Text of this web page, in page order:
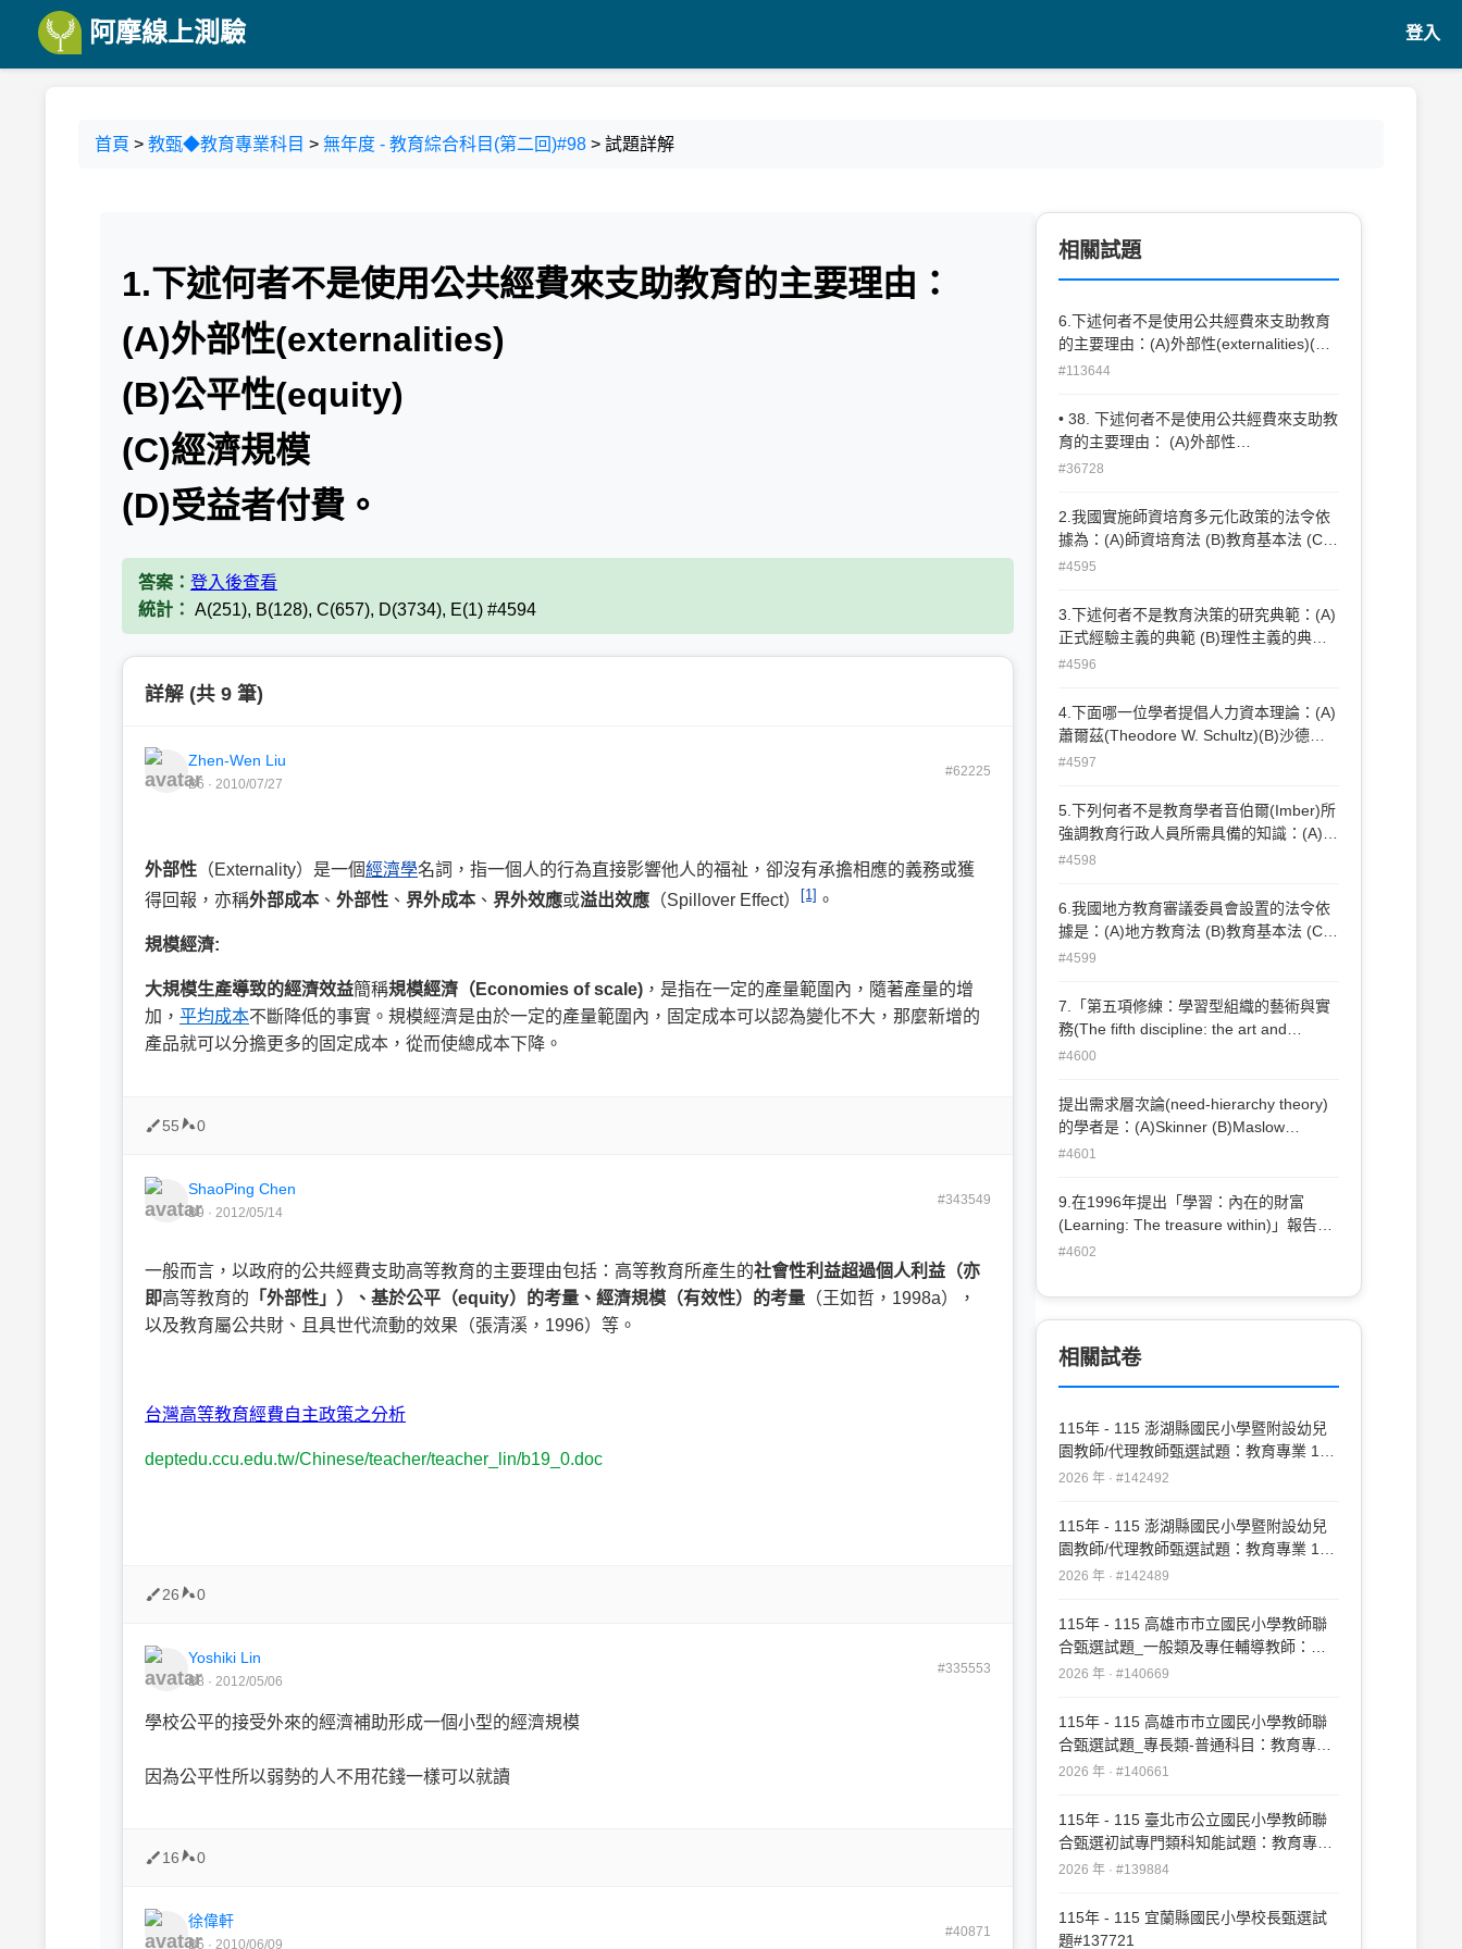
阿摩線上測驗 登入
首頁 > 教甄◆教育專業科目 > 無年度 - 教育綜合科目(第二回)#98 > 試題詳解
1.下述何者不是使用公共經費來支助教育的主要理由：
(A)外部性(externalities)
(B)公平性(equity)
(C)經濟規模
(D)受益者付費。
答案： 登入後查看
統計： A(251), B(128), C(657), D(3734), E(1) #4594
詳解 (共 9 筆)
Zhen-Wen Liu
B6 · 2010/07/27
#62225
外部性 （Externality）是一個經濟學名詞，指一個人的行為直接影響他人的福祉，卻沒有承擔相應的義務或獲
得回報，亦稱外部成本 、 外部性 、 界外成本 、 界外效應或溢出效應 （Spillover Effect） [1] 。
規模經濟:
大規模生產導致的經濟效益簡稱規模經濟（Economies of scale) ，是指在一定的產量範圍內，隨著產量的增
加， 平均成本不斷降低的事實。規模經濟是由於一定的產量範圍內，固定成本可以認為變化不大，那麼新增的
產品就可以分擔更多的固定成本，從而使總成本下降。
55 0
ShaoPing Chen
B9 · 2012/05/14
#343549
一般而言，以政府的公共經費支助高等教育的主要理由包括：高等教育所產生的社會性利益超過個人利益（亦
即高等教育的 「外部性」）、基於公平（equity）的考量、經濟規模（有效性）的考量 （王如哲，1998a），
以及教育屬公共財、且具世代流動的效果（張清溪，1996）等。
台灣高等教育經費自主政策之分析
deptedu.ccu.edu.tw/Chinese/teacher/teacher_lin/b19_0.doc
26 0
Yoshiki Lin
B8 · 2012/05/06
#335553
學校公平的接受外來的經濟補助形成一個小型的經濟規模
因為公平性所以弱勢的人不用花錢一樣可以就讀
16 0
徐偉軒
B5 · 2010/06/09
#40871
相關試題
6.下述何者不是使用公共經費來支助教育
的主要理由：(A)外部性(externalities)(B)
公平性(equity)(C)經濟規模(D)受益者付
#113644
• 38. 下述何者不是使用公共經費來支助教
育的主要理由： (A)外部性
（externalities） (B)公平性（equity）
#36728
2.我國實施師資培育多元化政策的法令依
據為：(A)師資培育法 (B)教育基本法 (C)
教師法 (D)師範教育法。
#4595
3.下述何者不是教育決策的研究典範：(A)
正式經驗主義的典範 (B)理性主義的典範
(C)自然主義的典範 (D)後現代主義的典範
#4596
4.下面哪一位學者提倡人力資本理論：(A)
蕭爾茲(Theodore W. Schultz)(B)沙德勒
(Michael Sadler)(C)朱利安(Marc-Antoine
#4597
5.下列何者不是教育學者音伯爾(Imber)所
強調教育行政人員所需具備的知識：(A)理
論性知識 (B)技術性知識 (C)生涯性知識
#4598
6.我國地方教育審議委員會設置的法令依
據是：(A)地方教育法 (B)教育基本法 (C)
高級中學法 (D)國民教育法。
#4599
7.「第五項修練：學習型組織的藝術與實
務(The fifth discipline: the art and
practice of the learning organization)」
Peter M. Senge (C) Lester C. Thurow
(D) H. Simon。
#4600
提出需求層次論(need-hierarchy theory)
的學者是：(A)Skinner (B)Maslow
(C)Pavlov (D)Bandura。
#4601
9.在1996年提出「學習：內在的財富
(Learning: The treasure within)」報告書
的組識是：(A)經濟開發與合作組織
(UNESCO)(C)歐盟(European Union)(D)
世界銀行(The World Bank)。
#4602
相關試卷
115年 - 115 澎湖縣國民小學暨附設幼兒
園教師/代理教師甄選試題：教育專業 1-
20#142492
2026 年 · #142492
115年 - 115 澎湖縣國民小學暨附設幼兒
園教師/代理教師甄選試題：教育專業 1-
50#142489
2026 年 · #142489
115年 - 115 高雄市市立國民小學教師聯
合甄選試題_一般類及專任輔導教師：教
育專業#140669
2026 年 · #140669
115年 - 115 高雄市市立國民小學教師聯
合甄選試題_專長類-普通科目：教育專業
#140661
2026 年 · #140661
115年 - 115 臺北市公立國民小學教師聯
合甄選初試專門類科知能試題：教育專業
#139884
2026 年 · #139884
115年 - 115 宜蘭縣國民小學校長甄選試
題#137721